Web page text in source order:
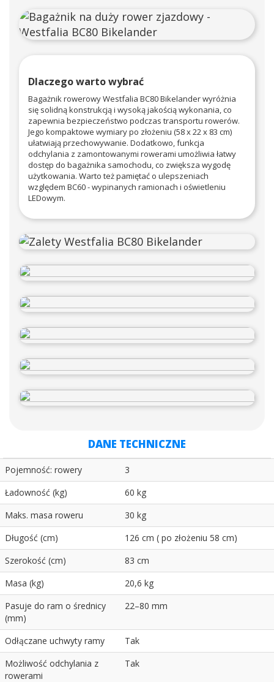
Dlaczego warto wybrać
Bagażnik rowerowy Westfalia BC80 Bikelander wyróżnia
się solidną konstrukcją i wysoką jakością wykonania, co
zapewnia bezpieczeństwo podczas transportu rowerów.
Jego kompaktowe wymiary po złożeniu (58 x 22 x 83 cm)
ułatwiają przechowywanie. Dodatkowo, funkcja
odchylania z zamontowanymi rowerami umożliwia łatwy
dostęp do bagażnika samochodu, co zwiększa wygodę
użytkowania. Warto też pamiętać o ulepszeniach
względem BC60 - wypinanych ramionach i oświetleniu
LEDowym.
DANE TECHNICZNE
Pojemność: rowery
3
Ładowność (kg)
60 kg
Maks. masa roweru
30 kg
Długość (cm)
126 cm ( po złożeniu 58 cm)
Szerokość (cm)
83 cm
Masa (kg)
20,6 kg
Pasuje do ram o średnicy
(mm)
22–80 mm
Odłączane uchwyty ramy
Tak
Możliwość odchylania z
rowerami
Tak